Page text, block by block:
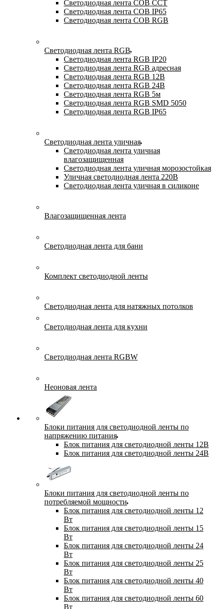
Светодиодная лента COB CCT
Светодиодная лента COB IP65
Светодиодная лента COB RGB
Светодиодная лента RGB
Светодиодная лента RGB IP20
Светодиодная лента RGB адресная
Светодиодная лента RGB 12В
Светодиодная лента RGB 24В
Светодиодная лента RGB 5м
Светодиодная лента RGB SMD 5050
Светодиодная лента RGB IP65
Светодиодная лента уличная
Светодиодная лента уличная
влагозащищенная
Светодиодная лента уличная морозостойкая
Уличная светодиодная лента 220В
Светодиодная лента уличная в силиконе
Влагозащищенная лента
Светодиодная лента для бани
Комплект светодиодной ленты
Светодиодная лента для натяжных потолков
Светодиодная лента для кухни
Светодиодная лента RGBW
Неоновая лента
Блоки питания для светодиодной ленты по
напряжению питания
Блок питания для светодиодной ленты 12В
Блок питания для светодиодной ленты 24В
Блоки питания для светодиодной ленты по
потребляемой мощности
Блок питания для светодиодной ленты 12
Вт
Блок питания для светодиодной ленты 15
Вт
Блок питания для светодиодной ленты 24
Вт
Блок питания для светодиодной ленты 25
Вт
Блок питания для светодиодной ленты 40
Вт
Блок питания для светодиодной ленты 60
Вт